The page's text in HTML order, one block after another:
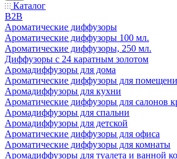
Каталог
B2B
Ароматические диффузоры
Ароматические диффузоры 100 мл.
Ароматические диффузоры, 250 мл.
Диффузоры с 24 каратным золотом
Аромадиффузоры для дома
Ароматические диффузоры для
Аромадиффузоры для кухни
Ароматические диффузоры для салонов
Аромадиффузоры для спальни
Аромадиффузоры для детской
Ароматические диффузоры для офиса
Ароматические диффузоры для комнаты
Аромадиффузоры для туалета и ванной